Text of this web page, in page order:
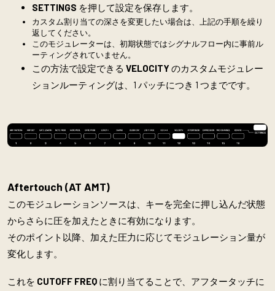
SETTINGS を押して設定を保存します。
カスタム割り当ての深さを変更したい場合は、上記の手順を繰り
返してください。
このモジュレーターは、初期状態ではシグナルフロー内に事前ル
ーティングされていません。
この方法で設定できる VELOCITYのカスタムモジュレー
ションルーティングは、1 パッチにつき 1 つまでです。
Aftertouch (AT AMT)
このモジュレーションソースは、キーを完全に押し込んだ状態
からさらに圧を加えたときに有効になります。
そのポイント以降、加えた圧力に応じてモジュレーション量が
変化します。
これを CUTOFF FREQ に割り当てることで、アフタータッチに